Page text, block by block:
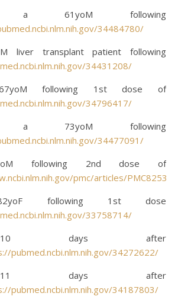
61yoM following
34484780/
liver transplant patient following
34431208/
following 1st dose of
34796417/
73yoM following
34477091/
following 2nd dose of
pmc/articles/
following 1st dose
33758714/
days after
pubmed.ncbi.nlm.nih.gov/34272622/
days after
pubmed.ncbi.nlm.nih.gov/34187803/